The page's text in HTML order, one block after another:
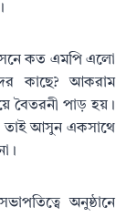
কত এমপি এলো
কাছে? আকরাম
বৈতরনী পাড় হয়।
তাই আসুন একসাথে
অনুষ্ঠানে